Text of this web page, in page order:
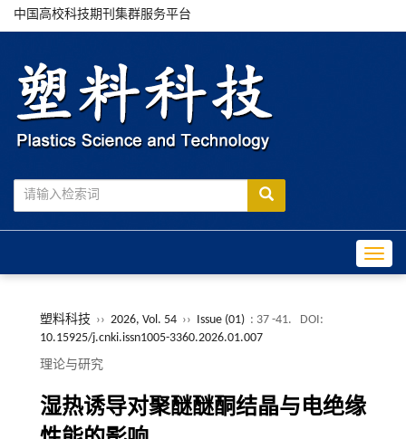
中国高校科技期刊集群服务平台
塑料科技 ›› 2026, Vol. 54 ›› Issue (01) : 37 -41.
DOI:
10.15925/j.cnki.issn1005-3360.2026.01.007
理论与研究
湿热诱导对聚醚醚酮结晶与电绝缘